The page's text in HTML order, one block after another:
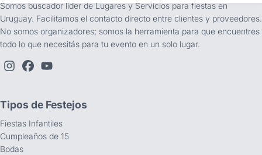
Somos buscador líder de Lugares y Servicios para fiestas en
Uruguay. Facilitamos el contacto directo entre clientes y proveedores.
No somos organizadores; somos la herramienta para que encuentres
todo lo que necesitás para tu evento en un solo lugar.
Tipos de Festejos
Fiestas Infantiles
Cumpleaños de 15
Bodas